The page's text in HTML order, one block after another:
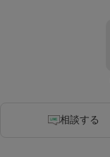
相談する